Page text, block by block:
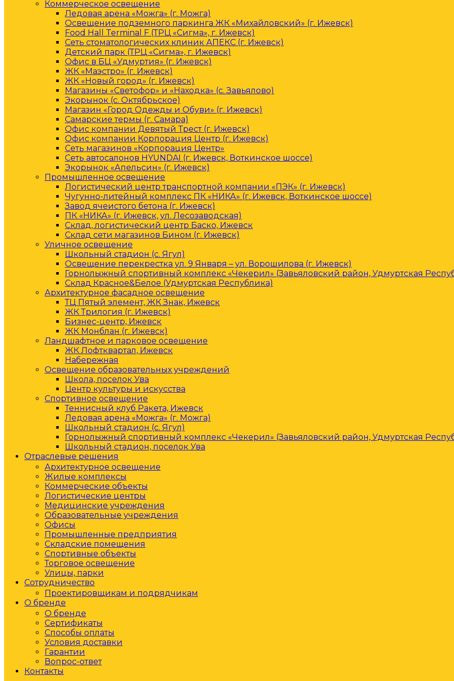
Коммерческое освещение
Ледовая арена «Можга» (г. Можга)
Освещение подземного паркинга ЖК «Михайловский» (г. Ижевск)
Food Hall Terminal F (ТРЦ «Сигма», г. Ижевск)
Сеть стоматологических клиник АПЕКС (г. Ижевск)
Детский парк (ТРЦ «Сигма», г. Ижевск)
Офис в БЦ «Удмуртия» (г. Ижевск)
ЖК «Маэстро» (г. Ижевск)
ЖК «Новый город» (г. Ижевск)
Магазины «Светофор» и «Находка» (с. Завьялово)
Экорынок (с. Октябрьское)
Магазин «Город Одежды и Обуви» (г. Ижевск)
Самарские термы (г. Самара)
Офис компании Девятый Трест (г. Ижевск)
Офис компании Корпорация Центр (г. Ижевск)
Сеть магазинов «Корпорация Центр»
Сеть автосалонов HYUNDAI (г. Ижевск, Воткинское шоссе)
Экорынок «Апельсин» (г. Ижевск)
Промышленное освещение
Логистический центр транспортной компании «ПЭК» (г. Ижевск)
Чугунно-литейный комплекс ПК «НИКА» (г. Ижевск, Воткинское шоссе)
Завод ячеистого бетона (г. Ижевск)
ПК «НИКА» (г. Ижевск, ул. Лесозаводская)
Склад, логистический центр Баско, Ижевск
Склад сети магазинов Бином (г. Ижевск)
Уличное освещение
Школьный стадион (с. Ягул)
Освещение перекрестка ул. 9 Января – ул. Ворошилова (г. Ижевск)
Горнолыжный спортивный комплекс «Чекерил» (Завьяловский район, Удмуртская
Склад Красное&Белое (Удмуртская Республика)
Архитектурное фасадное освещение
ТЦ Пятый элемент, ЖК Знак, Ижевск
ЖК Трилогия (г. Ижевск)
Бизнес-центр, Ижевск
ЖК Монблан (г. Ижевск)
Ландшафтное и парковое освещение
ЖК Лофтквартал, Ижевск
Набережная
Освещение образовательных учреждений
Школа, поселок Ува
Центр культуры и искусства
Спортивное освещение
Теннисный клуб Ракета, Ижевск
Ледовая арена «Можга» (г. Можга)
Школьный стадион (с. Ягул)
Горнолыжный спортивный комплекс «Чекерил» (Завьяловский район, Удмуртская
Школьный стадион, поселок Ува
Отраслевые решения
Архитектурное освещение
Жилые комплексы
Коммерческие объекты
Логистические центры
Медицинские учреждения
Образовательные учреждения
Офисы
Промышленные предприятия
Складские помещения
Спортивные объекты
Торговое освещение
Улицы, парки
Сотрудничество
Проектировщикам и подрядчикам
О бренде
О бренде
Сертификаты
Способы оплаты
Условия доставки
Гарантии
Вопрос-ответ
Контакты